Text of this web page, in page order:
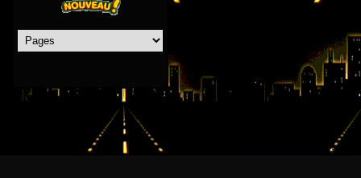
Créer un site internet avec